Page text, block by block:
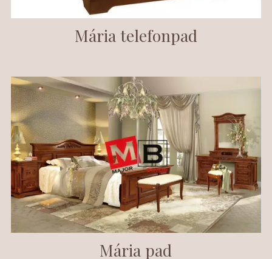
Mária telefonpad
Mária pad